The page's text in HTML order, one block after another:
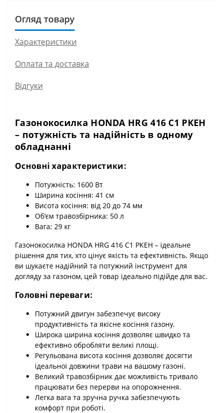
Огляд товару
Характеристики
Оплата та доставка
Відгуки
Газонокосилка HONDA HRG 416 С1 PKEH
– потужність та надійність в одному
обладнанні
Основні характеристики:
Потужність: 1600 Вт
Ширина косіння: 41 см
Висота косіння: від 20 до 74 мм
Об'єм травозбірника: 50 л
Вага: 29 кг
Газонокосилка HONDA HRG 416 С1 PKEH – ідеальне
рішення для тих, хто цінує якість та ефективність. Якщо
ви шукаєте надійний та потужний інструмент для
догляду за газоном, цей товар ідеально підійде для вас.
Головні переваги:
Потужний двигун забезпечує високу
продуктивність та якісне косіння газону.
Широка ширина косіння дозволяє швидко та
ефективно обробляти великі площі.
Регульована висота косіння дозволяє досягти
ідеальної довжини трави на вашому газоні.
Великий травозбірник дає можливість тривало
працювати без перерви на опорожнення.
Легка вага та зручна ручка забезпечують
комфорт при роботі.